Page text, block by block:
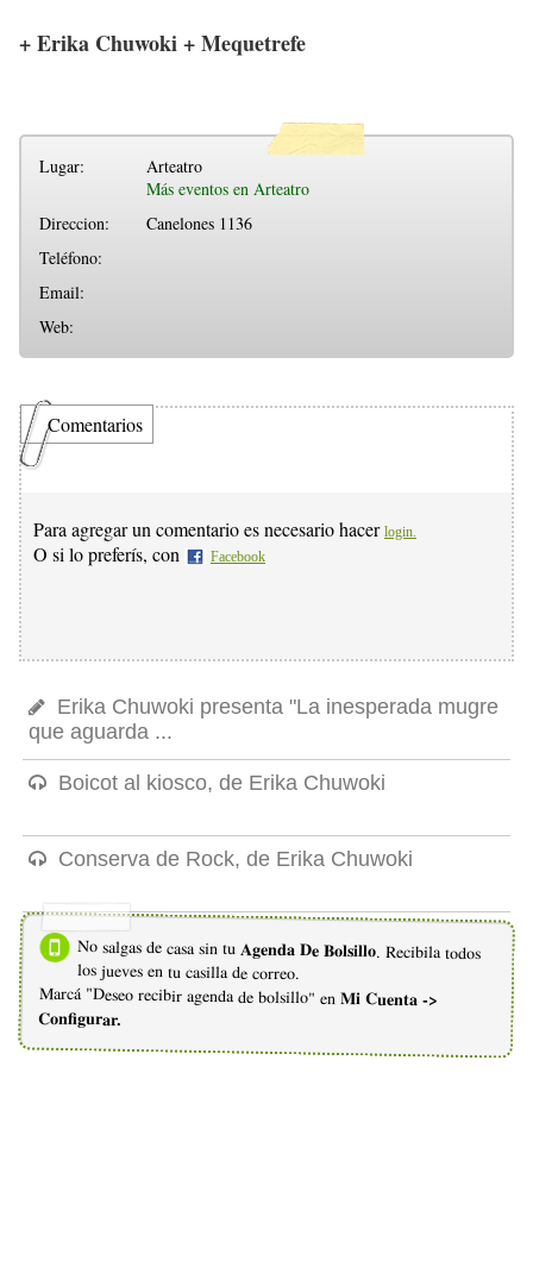
+ Erika Chuwoki + Mequetrefe
Lugar:
Arteatro
Más eventos en Arteatro
Direccion:
Canelones 1136
Teléfono:
Email:
Web:
Comentarios
Para agregar un comentario es necesario hacer login.
O si lo preferís, con Facebook
Erika Chuwoki presenta "La inesperada mugre
que aguarda ...
Boicot al kiosco, de Erika Chuwoki
Conserva de Rock, de Erika Chuwoki
No salgas de casa sin tu Agenda De Bolsillo. Recibila todos
los jueves en tu casilla de correo.
Marcá "Deseo recibir agenda de bolsillo" en Mi Cuenta ->
Configurar.